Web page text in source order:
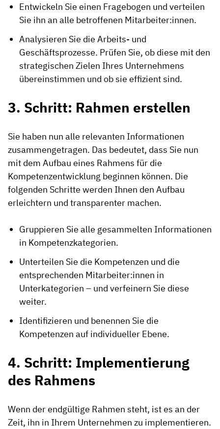
Entwickeln Sie einen Fragebogen und verteilen
Sie ihn an alle betroffenen Mitarbeiter:innen.
Analysieren Sie die Arbeits- und
Geschäftsprozesse. Prüfen Sie, ob diese mit den
strategischen Zielen Ihres Unternehmens
übereinstimmen und ob sie effizient sind.
3. Schritt: Rahmen erstellen
Sie haben nun alle relevanten Informationen
zusammengetragen. Das bedeutet, dass Sie nun
mit dem Aufbau eines Rahmens für die
Kompetenzentwicklung beginnen können. Die
folgenden Schritte werden Ihnen den Aufbau
erleichtern und transparenter machen.
Gruppieren Sie alle gesammelten Informationen
in Kompetenzkategorien.
Unterteilen Sie die Kompetenzen und die
entsprechenden Mitarbeiter:innen in
Unterkategorien – und verfeinern Sie diese
weiter.
Identifizieren und benennen Sie die
Kompetenzen auf individueller Ebene.
4. Schritt: Implementierung
des Rahmens
Wenn der endgültige Rahmen steht, ist es an der
Zeit, ihn in Ihrem Unternehmen zu implementieren.